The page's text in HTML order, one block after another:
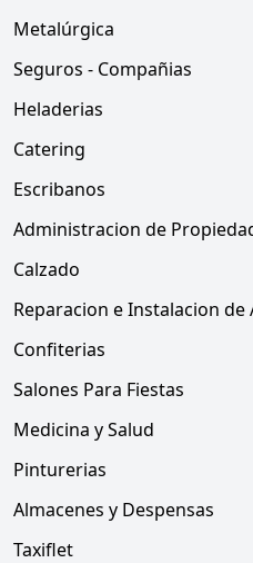
Metalúrgica
Seguros - Compañias
Heladerias
Catering
Escribanos
Administracion de
Calzado
Reparacion e Instalacion
Confiterias
Salones Para Fiestas
Medicina y Salud
Pinturerias
Almacenes y Despensas
Taxiflet